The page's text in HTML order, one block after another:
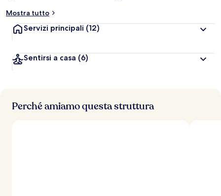
Mostra tutto
Servizi principali (12)
Sentirsi a casa (6)
Perché amiamo questa struttura